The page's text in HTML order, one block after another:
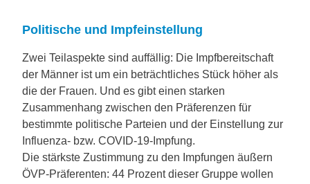
Politische und Impfeinstellung
Zwei Teilaspekte sind auffällig: Die Impfbereitschaft
der Männer ist um ein beträchtliches Stück höher als
die der Frauen. Und es gibt einen starken
Zusammenhang zwischen den Präferenzen für
bestimmte politische Parteien und der Einstellung zur
Influenza- bzw. COVID-19-Impfung.
Die stärkste Zustimmung zu den Impfungen äußern
ÖVP-Präferenten: 44 Prozent dieser Gruppe wollen